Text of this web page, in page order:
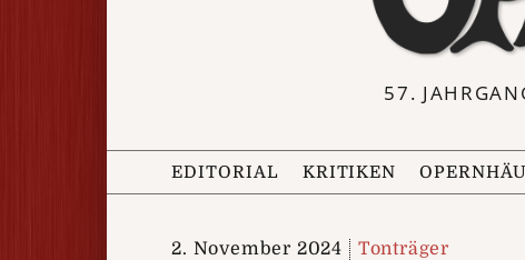
57.
EDITORIAL KRITIKEN
2. November 2024 Tonträger